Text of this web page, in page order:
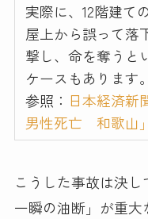
実際に、12階建て
屋上から誤って落
撃し、命を奪うと
ケースもあります。
参照： 日本経済新
男性死亡 和歌山」
こうした事故は決
一瞬の油断」が重